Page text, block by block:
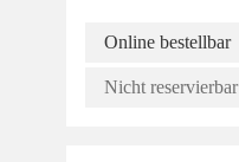
Online bestellbar
Nicht reservierbar